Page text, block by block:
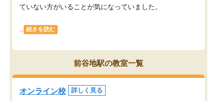
ていない方がいることが気になっていました。
続きを読む
前谷地駅の教室一覧
オンライン校 詳しく見る